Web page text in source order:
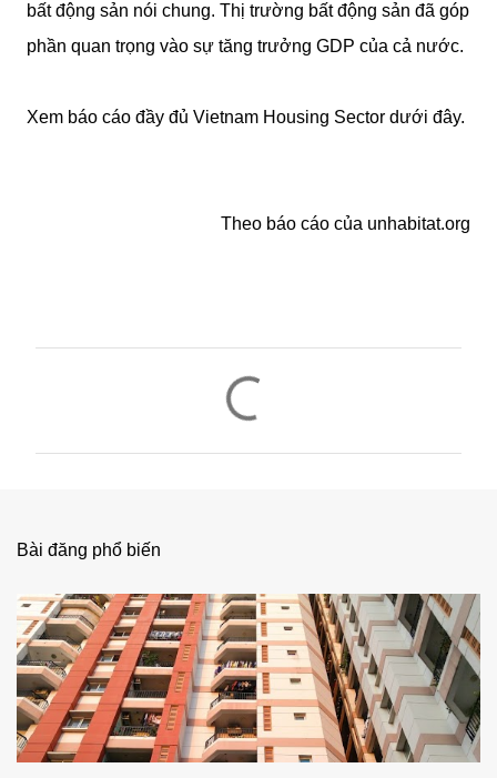
bất động sản nói chung. Thị trường bất động sản đã góp
phần quan trọng vào sự tăng trưởng GDP của cả nước.
Xem báo cáo đầy đủ Vietnam Housing Sector dưới đây.
Theo báo cáo của unhabitat.org
é
Bài đăng phổ biến